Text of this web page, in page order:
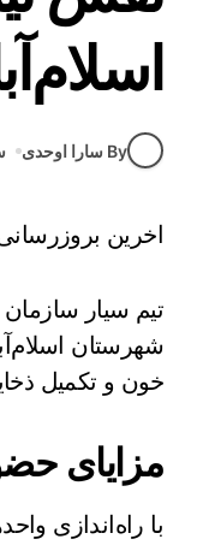
By سارا اوحدی
اخرین بروزرسانی در
شهرستان
خون و تکمیل
مزایای
با راه‌اندازی